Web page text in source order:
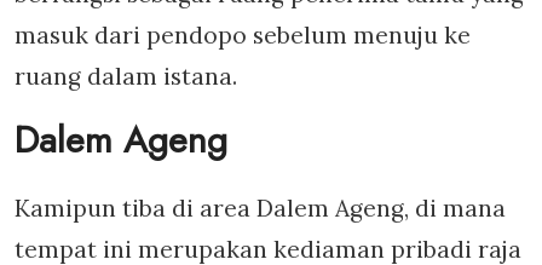
masuk dari pendopo sebelum menuju ke
ruang dalam istana.
Dalem Ageng
Kamipun tiba di area Dalem Ageng, di mana
tempat ini merupakan kediaman pribadi raja